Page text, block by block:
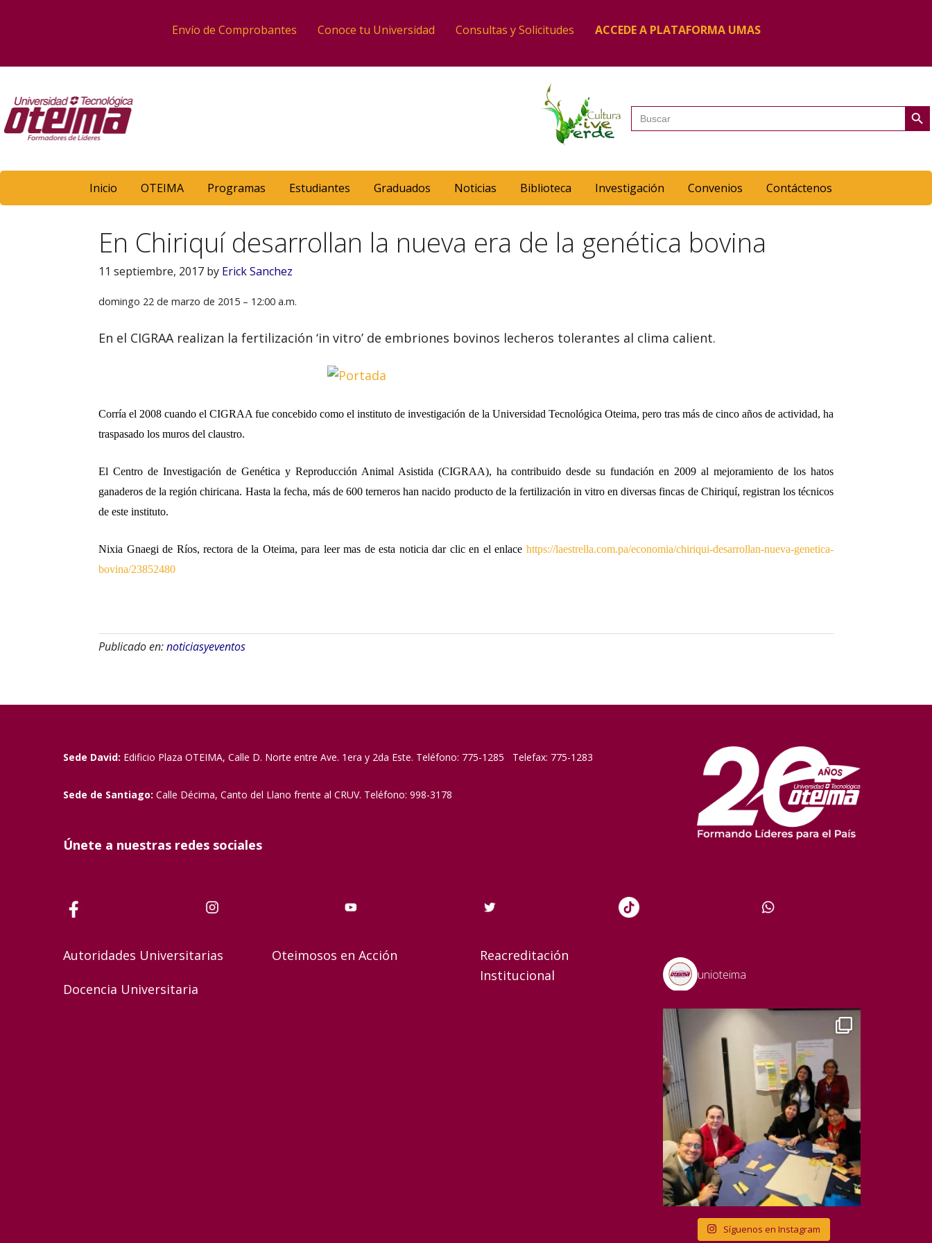
Envío de Comprobantes Conoce tu Universidad Consultas y Solicitudes ACCEDE A PLATAFORMA UMAS
Buscar: Botón de
Inicio OTEIMA Programas Estudiantes Graduados Noticias Biblioteca Investigación Convenios Contáctenos
En Chiriquí desarrollan la nueva era de la genética bovina
11 septiembre, 2017 by Erick Sanchez
domingo 22 de marzo de 2015 – 12:00 a.m.
En el CIGRAA realizan la fertilización ‘in vitro’ de embriones bovinos lecheros tolerantes al clima calient.
Corría el 2008 cuando el CIGRAA fue concebido como el instituto de investigación de la Universidad Tecnológica Oteima, pero tras más de cinco años de actividad, ha
traspasado los muros del claustro.
El Centro de Investigación de Genética y Reproducción Animal Asistida (CIGRAA), ha contribuido desde su fundación en 2009 al mejoramiento de los hatos
ganaderos de la región chiricana. Hasta la fecha, más de 600 terneros han nacido producto de la fertilización in vitro en diversas fincas de Chiriquí, registran los técnicos
de este instituto.
Nixia Gnaegi de Ríos, rectora de la Oteima, para leer mas de esta noticia dar clic en el enlace https://laestrella.com.pa/economia/chiriqui-desarrollan-nueva-genetica-
bovina/23852480
Publicado en:noticiasyeventos
Sede David: Edificio Plaza OTEIMA, Calle D. Norte entre Ave. 1era y 2da Este. Teléfono: 775-1285 Telefax: 775-1283
Sede de Santiago: Calle Décima, Canto del Llano frente al CRUV. Teléfono: 998-3178
Únete a nuestras redes sociales
Autoridades Universitarias
Docencia Universitaria
Oteimosos en Acción
Reacreditación
Institucional
unioteima
Síguenos en Instagram